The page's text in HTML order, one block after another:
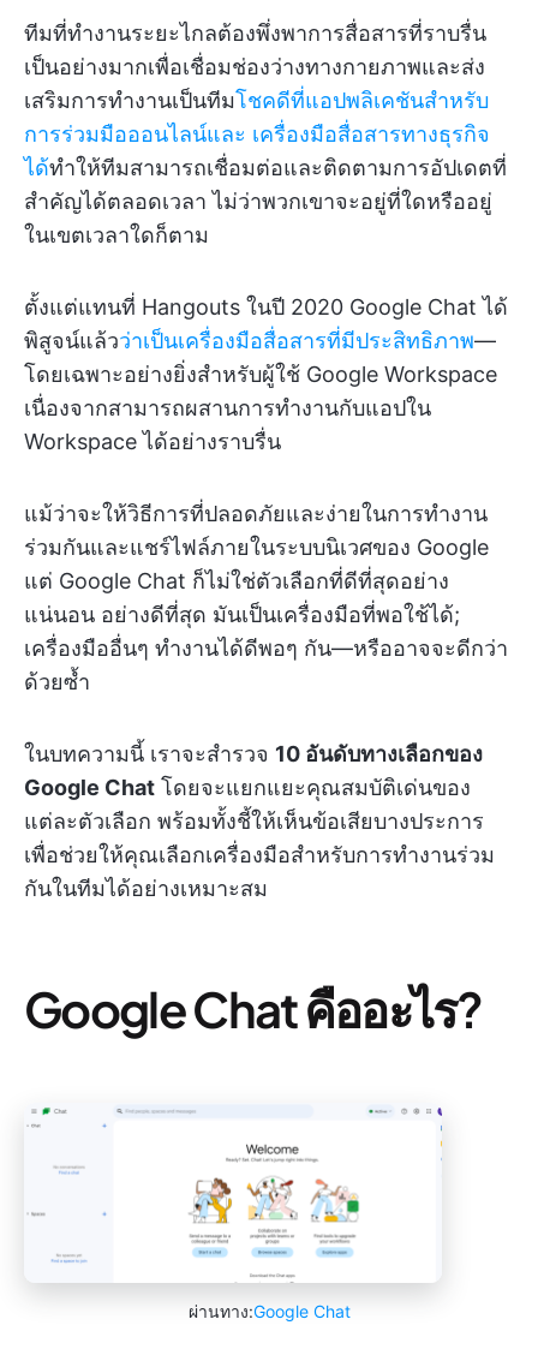
ทีมที่ทำงานระยะไกลต้องพึ่งพาการสื่อสารที่ราบรื่น
เป็นอย่างมากเพื่อเชื่อมช่องว่างทางกายภาพและส่ง
เสริมการทำงานเป็นทีมโชคดีที่แอปพลิเคชันสำหรับ
การร่วมมือออนไลน์และ เครื่องมือสื่อสารทางธุรกิจ
ได้ทำให้ทีมสามารถเชื่อมต่อและติดตามการอัปเดตที่
สำคัญได้ตลอดเวลา ไม่ว่าพวกเขาจะอยู่ที่ใดหรืออยู่
ในเขตเวลาใดก็ตาม
ตั้งแต่แทนที่ Hangouts ในปี 2020 Google Chat ได้
พิสูจน์แล้วว่าเป็นเครื่องมือสื่อสารที่มีประสิทธิภาพ—
โดยเฉพาะอย่างยิ่งสำหรับผู้ใช้ Google Workspace
เนื่องจากสามารถผสานการทำงานกับแอปใน
Workspace ได้อย่างราบรื่น
แม้ว่าจะให้วิธีการที่ปลอดภัยและง่ายในการทำงาน
ร่วมกันและแชร์ไฟล์ภายในระบบนิเวศของ Google
แต่ Google Chat ก็ไม่ใช่ตัวเลือกที่ดีที่สุดอย่าง
แน่นอน อย่างดีที่สุด มันเป็นเครื่องมือที่พอใช้ได้;
เครื่องมืออื่นๆ ทำงานได้ดีพอๆ กัน—หรืออาจจะดีกว่า
ด้วยซ้ำ
ในบทความนี้ เราจะสำรวจ 10 อันดับทางเลือกของ
Google Chat โดยจะแยกแยะคุณสมบัติเด่นของ
แต่ละตัวเลือก พร้อมทั้งชี้ให้เห็นข้อเสียบางประการ
เพื่อช่วยให้คุณเลือกเครื่องมือสำหรับการทำงานร่วม
กันในทีมได้อย่างเหมาะสม
Google Chat คืออะไร?
ผ่านทาง:Google Chat